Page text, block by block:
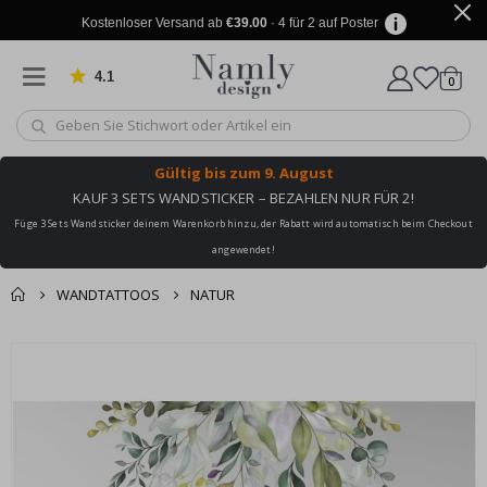
Kostenloser Versand ab €39.00· 4 für 2 auf Poster
4.1 von 1025 Bewertungen
Wagen
0
Gültig bis zum 9. August
KAUF 3 SETS WANDSTICKER – BEZAHLEN NUR FÜR 2!
Füge 3 Sets Wandsticker deinem Warenkorb hinzu, der Rabatt wird automatisch beim Checkout
angewendet!
WANDTATTOOS NATUR